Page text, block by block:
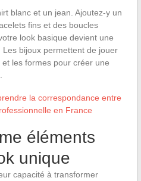
blanc et un jean. Ajoutez-y un
fins et des boucles
look basique devient une
bijoux permettent de jouer
les formes pour créer une
la correspondance entre
en France
éléments
unique
capacité à transformer